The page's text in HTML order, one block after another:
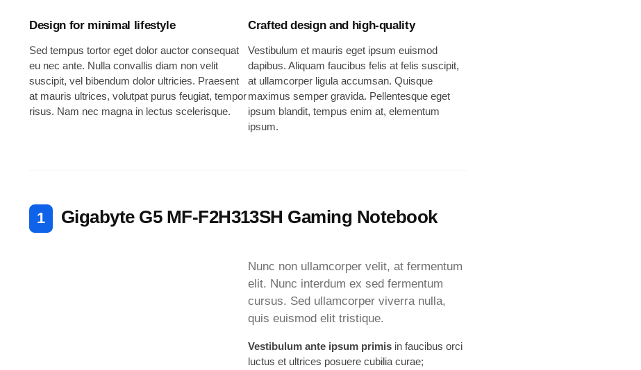
Design for minimal lifestyle
Sed tempus tortor eget dolor auctor consequat
eu nec ante. Nulla convallis diam non velit
suscipit, vel bibendum dolor ultricies. Praesent
at mauris ultrices, volutpat purus feugiat, tempor
risus. Nam nec magna in lectus scelerisque.
Crafted design and high-quality
Vestibulum et mauris eget ipsum euismod
dapibus. Aliquam faucibus felis at felis suscipit,
at ullamcorper ligula accumsan. Quisque
maximus semper gravida. Pellentesque eget
ipsum blandit, tempus enim at, elementum
ipsum.
Gigabyte G5 MF-F2H313SH Gaming Notebook
Nunc non ullamcorper velit, at fermentum
elit. Nunc interdum ex sed fermentum
cursus. Sed ullamcorper viverra nulla,
quis euismod elit tristique.
Vestibulum ante ipsum primis in faucibus orci
luctus et ultrices posuere cubilia curae;